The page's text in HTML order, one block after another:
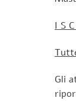
I S
Gli